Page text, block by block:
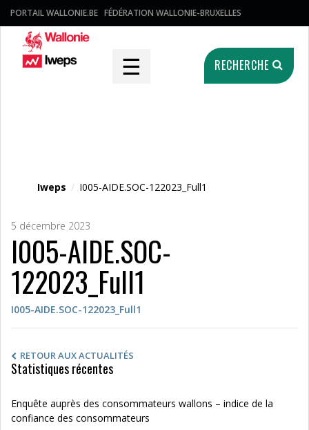
PORTAIL WALLONIE.BE FÉDÉRATION WALLONIE-BRUXELLES
☰ RECHERCHE
Iweps / I005-AIDE.SOC-122023_Full1
5 décembre 2023
I005-AIDE.SOC-
122023_Full1
I005-AIDE.SOC-122023_Full1
RETOUR AUX ACTUALITÉS
Statistiques récentes
Enquête auprès des consommateurs wallons – indice de la
confiance des consommateurs